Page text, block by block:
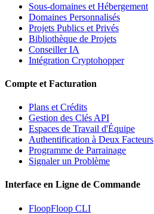
Sous-domaines et Hébergement
Domaines Personnalisés
Projets Publics et Privés
Bibliothèque de Projets
Conseiller IA
Intégration Cryptohopper
Compte et Facturation
Plans et Crédits
Gestion des Clés API
Espaces de Travail d'Équipe
Authentification à Deux Facteurs
Programme de Parrainage
Signaler un Problème
Interface en Ligne de Commande
FloopFloop CLI